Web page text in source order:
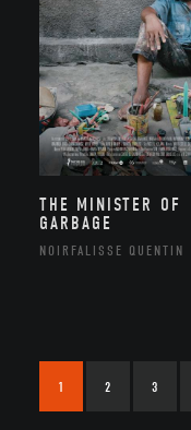
THE MINISTER OF
GARBAGE
NOIRFALISSE QUENTIN
1 2 3